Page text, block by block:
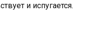
и испугается.